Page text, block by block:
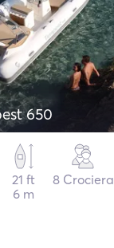
650
21 ft
6 m
8 Crociera